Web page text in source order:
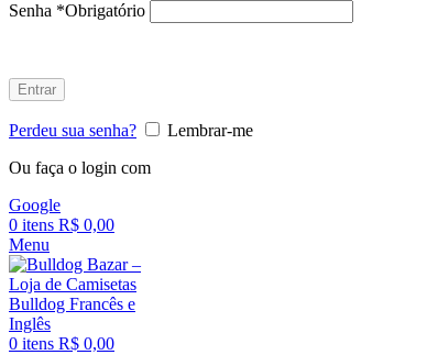
Senha *Obrigatório
Entrar
Perdeu sua senha?
Lembrar-me
Ou faça o login com
Google
0 itens R$ 0,00
Menu
0 itens R$ 0,00